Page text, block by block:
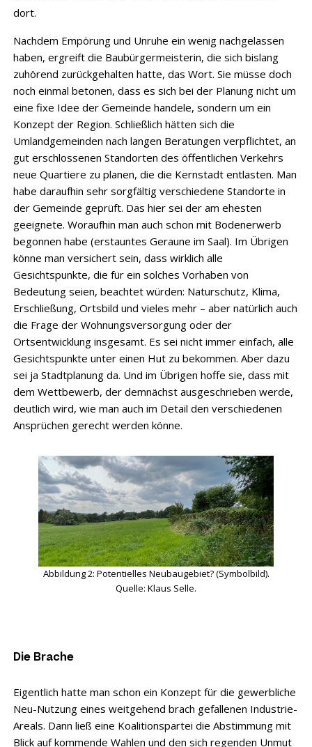
dort.
Nachdem Empörung und Unruhe ein wenig nachgelassen
haben, ergreift die Baubürgermeisterin, die sich bislang
zuhörend zurückgehalten hatte, das Wort. Sie müsse doch
noch einmal betonen, dass es sich bei der Planung nicht um
eine fixe Idee der Gemeinde handele, sondern um ein
Konzept der Region. Schließlich hätten sich die
Umlandgemeinden nach langen Beratungen verpflichtet, an
gut erschlossenen Standorten des öffentlichen Verkehrs
neue Quartiere zu planen, die die Kernstadt entlasten. Man
habe daraufhin sehr sorgfältig verschiedene Standorte in
der Gemeinde geprüft. Das hier sei der am ehesten
geeignete. Woraufhin man auch schon mit Bodenerwerb
begonnen habe (erstauntes Geraune im Saal). Im Übrigen
könne man versichert sein, dass wirklich alle
Gesichtspunkte, die für ein solches Vorhaben von
Bedeutung seien, beachtet würden: Naturschutz, Klima,
Erschließung, Ortsbild und vieles mehr – aber natürlich auch
die Frage der Wohnungsversorgung oder der
Ortsentwicklung insgesamt. Es sei nicht immer einfach, alle
Gesichtspunkte unter einen Hut zu bekommen. Aber dazu
sei ja Stadtplanung da. Und im Übrigen hoffe sie, dass mit
dem Wettbewerb, der demnächst ausgeschrieben werde,
deutlich wird, wie man auch im Detail den verschiedenen
Ansprüchen gerecht werden könne.
Abbildung 2: Potentielles Neubaugebiet? (Symbolbild).
Quelle: Klaus Selle.
Die Brache
Eigentlich hatte man schon ein Konzept für die gewerbliche
Neu-Nutzung eines weitgehend brach gefallenen Industrie-
Areals. Dann ließ eine Koalitionspartei die Abstimmung mit
Blick auf kommende Wahlen und den sich regenden Unmut